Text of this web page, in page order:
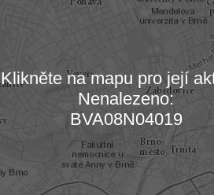
Načítám
Klikněte na mapu pro její
Nenalezeno:
BVA08N04019